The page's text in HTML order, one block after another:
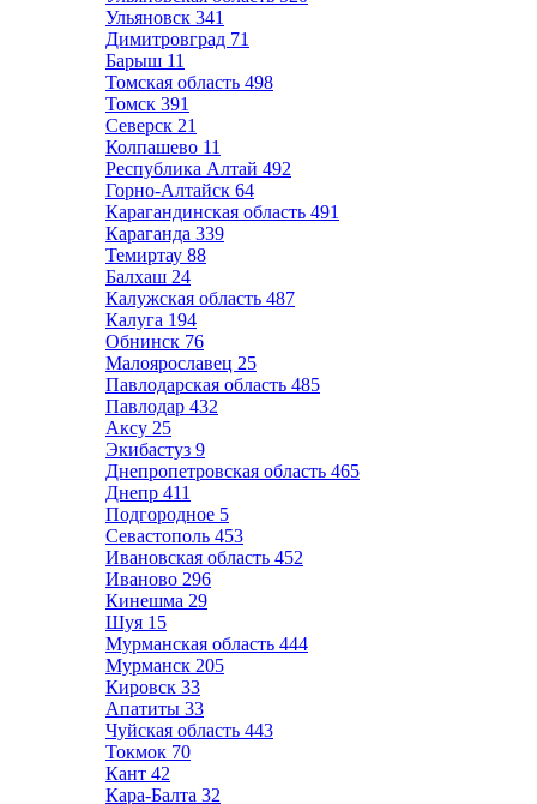
Ульяновск 341
Димитровград 71
Барыш 11
Томская область 498
Томск 391
Северск 21
Колпашево 11
Республика Алтай 492
Горно-Алтайск 64
Карагандинская область 491
Караганда 339
Темиртау 88
Балхаш 24
Калужская область 487
Калуга 194
Обнинск 76
Малоярославец 25
Павлодарская область 485
Павлодар 432
Аксу 25
Экибастуз 9
Днепропетровская область 465
Днепр 411
Подгородное 5
Севастополь 453
Ивановская область 452
Иваново 296
Кинешма 29
Шуя 15
Мурманская область 444
Мурманск 205
Кировск 33
Апатиты 33
Чуйская область 443
Токмок 70
Кант 42
Кара-Балта 32